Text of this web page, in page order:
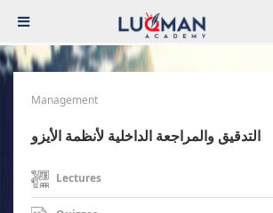
Management
التدقيق والمراجعة الداخلية لأنظمة الأيزو
Lectures